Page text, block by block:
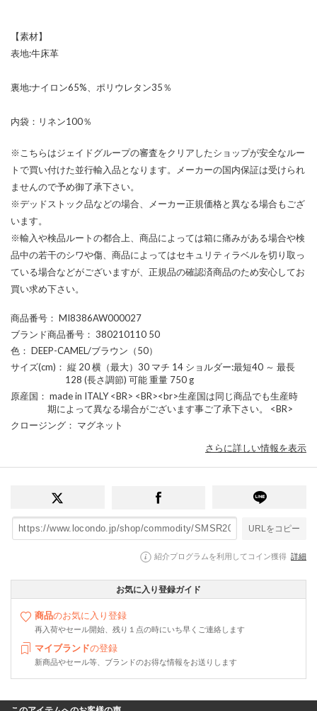
【素材】
表地:牛床革
裏地:ナイロン65%、ポリウレタン35％
内袋：リネン100％
※こちらはジェイドグループの審査をクリアしたショップが安全なルー
トで買い付けた並行輸入品となります。メーカーの国内保証は受けられ
ませんので予め御了承下さい。
※デッドストック品などの場合、メーカー正規価格と異なる場合もござ
います。
※輸入や検品ルートの都合上、商品によっては箱に痛みがある場合や検
品中の若干のシワや傷、商品によってはセキュリティラベルを切り取っ
ている場合などがございますが、正規品の確認済商品のため安心してお
買い求め下さい。
商品番号 ： MI8386AW000027
ブランド商品番号 ： 380210110 50
色 ： DEEP-CAMEL/ブラウン（50）
サイズ(cm) ： 縦 20 横（最大）30 マチ 14 ショルダー:最短40 ～ 最長
128 (長さ調節) 可能 重量 750 g
原産国 ： made in ITALY <BR> <BR><br>生産国は同じ商品でも生産時
期によって異なる場合がございます事ご了承下さい。 <BR>
クロージング ： マグネット
さらに詳しい情報を表示
URLをコピー
紹介プログラムを利用してコイン獲得 詳細
お気に入り登録ガイド
商品のお気に入り登録
再入荷やセール開始、残り１点の時にいち早くご連絡します
マイブランドの登録
新商品やセール等、ブランドのお得な情報をお送りします